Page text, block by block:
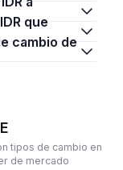
tipos de cambio en
de mercado